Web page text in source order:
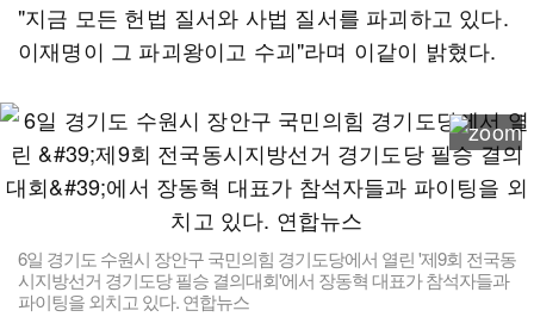
"지금 모든 헌법 질서와 사법 질서를 파괴하고 있다.
이재명이 그 파괴왕이고 수괴"라며 이같이 밝혔다.
6일 경기도 수원시 장안구 국민의힘 경기도당에서 열린 '제9회 전국동
시지방선거 경기도당 필승 결의대회'에서 장동혁 대표가 참석자들과
파이팅을 외치고 있다. 연합뉴스